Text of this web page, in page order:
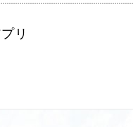
リ